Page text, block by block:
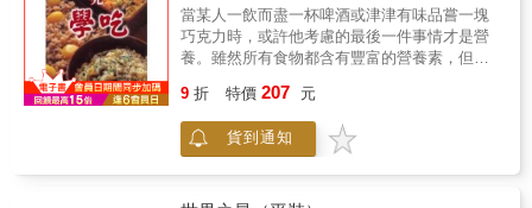
當某人一飲而盡一杯啤酒或津津有味品嘗一塊
巧克力時，或許他考慮的最後一件事情才是營
養。雖然所有食物都含有豐富的營養素，但多
社會經濟的發展，人們膳食結構的改變，原有
的營養不良性疾病已基本不存在，但卻出現了
因慢性非傳染性疾病而導致的新營養失衡問
9 折 特價 207 元
貨到通知